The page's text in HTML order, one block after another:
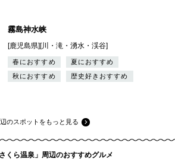
霧島神水峡
[鹿児島県][川・滝・湧水・渓谷]
春におすすめ
夏におすすめ
秋におすすめ
歴史好きおすすめ
辺のスポットをもっと見る
さくら温泉」周辺のおすすめグルメ